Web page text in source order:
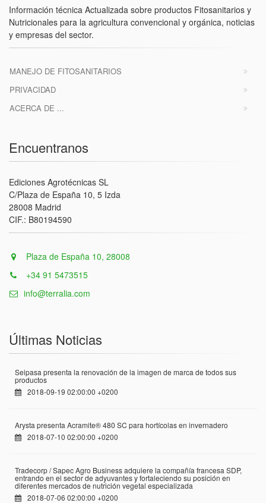
Información técnica Actualizada sobre productos Fitosanitarios y
Nutricionales para la agricultura convencional y orgánica, noticias
y empresas del sector.
MANEJO DE FITOSANITARIOS
PRIVACIDAD
ACERCA DE ...
Encuentranos
Ediciones Agrotécnicas SL
C/Plaza de España 10, 5 Izda
28008 Madrid
CIF.: B80194590
Plaza de España 10, 28008
+34 91 5473515
info@terralia.com
Últimas Noticias
Seipasa presenta la renovación de la imagen de marca de todos sus
productos
2018-09-19 02:00:00 +0200
Arysta presenta Acramite® 480 SC para hortícolas en invernadero
2018-07-10 02:00:00 +0200
Tradecorp / Sapec Agro Business adquiere la compañía francesa SDP,
entrando en el sector de adyuvantes y fortaleciendo su posición en
diferentes mercados de nutrición vegetal especializada
2018-07-06 02:00:00 +0200